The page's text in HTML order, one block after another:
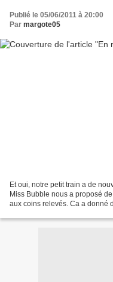
Publié le 05/06/2011 à 20:00
Par margote05
Et oui, notre petit train a de
Miss Bubble nous a proposé
aux coins relevés. Ca a donné